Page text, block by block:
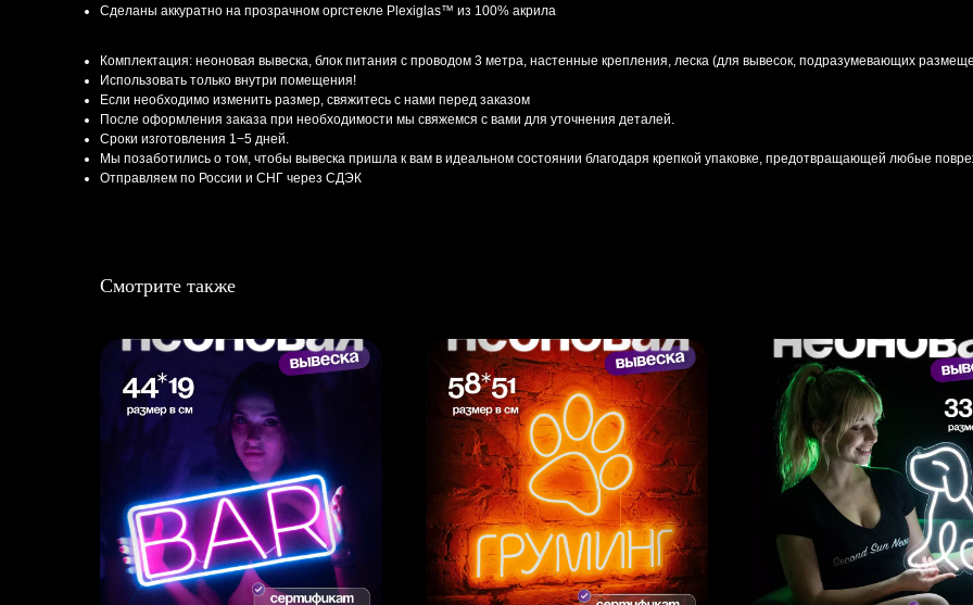
Сделаны аккуратно на прозрачном оргстекле Plexiglas™ из 100% акрила
Комплектация: неоновая вывеска, блок питания с проводом 3 метра, настенные крепления, леска (для вывесок, подразумевающих
Использовать только внутри помещения!
Если необходимо изменить размер, свяжитесь с нами перед заказом
После оформления заказа при необходимости мы свяжемся с вами для уточнения деталей.
Сроки изготовления 1−5 дней.
Мы позаботились о том, чтобы вывеска пришла к вам в идеальном состоянии благодаря крепкой упаковке, предотвращающей любые
Отправляем по России и СНГ через СДЭК
Смотрите также